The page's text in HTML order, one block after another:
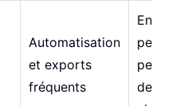
Automatisation
et exports
fréquents
peut
de